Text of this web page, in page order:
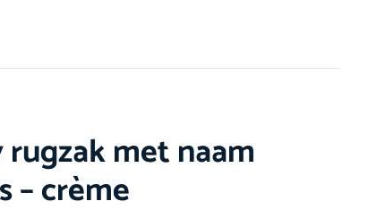
met naam
– crème